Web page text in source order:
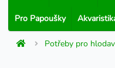
Pro Papoušky
Potřeby pro